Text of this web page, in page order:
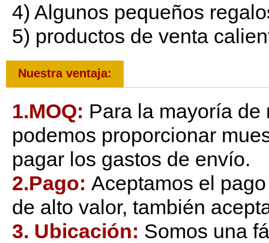
4) Algunos pequeños
5) productos de venta
Nuestra ventaja:
1.MOQ: Para la mayoría de
podemos proporcionar
pagar los gastos de envío.
2.Pago: Aceptamos el
de alto valor, también
3. Ubicación: Somos una